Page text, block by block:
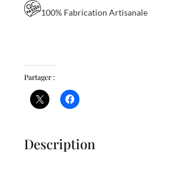
e
e
d
a
100% Fabrication Artisanale
Partager :
Description